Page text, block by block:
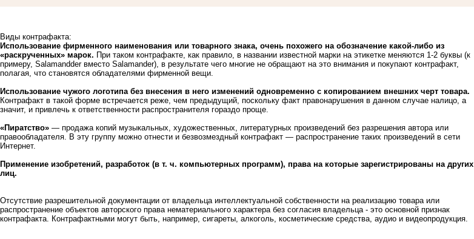
Виды контрафакта:
Использование фирменного наименования или товарного знака, очень похожего на обозначение какой-либо из
«раскрученных» марок. При таком контрафакте, как правило, в названии известной марки на этикетке меняются 1-2 буквы (к
примеру, Salamandder вместо Salamander), в результате чего многие не обращают на это внимания и покупают контрафакт,
полагая, что становятся обладателями фирменной вещи.
Использование чужого логотипа без внесения в него изменений одновременно с копированием внешних черт товара.
Контрафакт в такой форме встречается реже, чем предыдущий, поскольку факт правонарушения в данном случае налицо, а
значит, и привлечь к ответственности распространителя гораздо проще.
«Пиратство» — продажа копий музыкальных, художественных, литературных произведений без разрешения автора или
правообладателя. В эту группу можно отнести и безвозмездный контрафакт — распространение таких произведений в сети
Интернет.
Применение изобретений, разработок (в т. ч. компьютерных программ), права на которые зарегистрированы на других
лиц.
Отсутствие разрешительной документации от владельца интеллектуальной собственности на реализацию товара или
распространение объектов авторского права нематериального характера без согласия владельца - это основной признак
контрафакта. Контрафактными могут быть, например, сигареты, алкоголь, косметические средства, аудио и видеопродукция.